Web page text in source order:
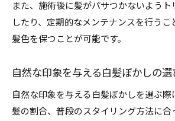
また、施術後に髪がパサつかないよう
したり、定期的なメンテナンスを行うこ
髪色を保つことが可能です。
自然な印象を与える白髪ぼかしの選
自然な印象を与える白髪ぼかしを選ぶ際
髪の割合、普段のスタイリング方法に合